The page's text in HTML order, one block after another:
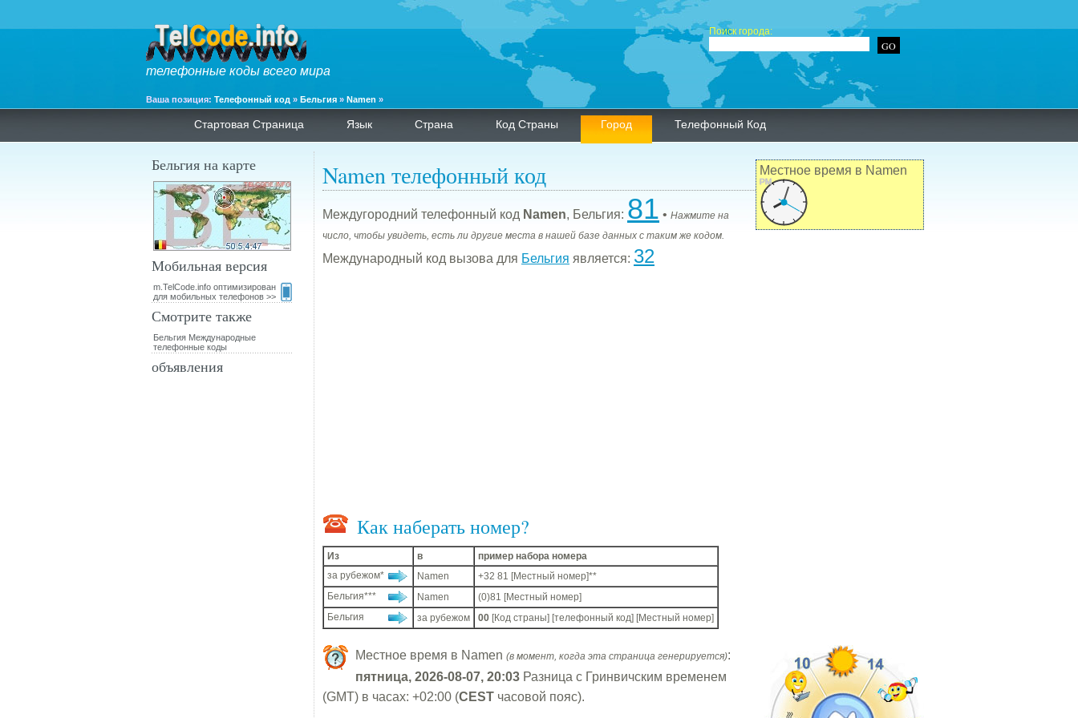
телефонные коды всего мира
Ваша позиция: Телефонный код » Бельгия » Namen »
Поиск города:
Стартовая Страница Язык Страна Код Страны Город Телефонный Код
Местное время в Namen
PM
Namen телефонный код
Междугородний телефонный код Namen, Бельгия: 81 • Нажмите на
число, чтобы увидеть, есть ли другие места в нашей базе данных с таким же кодом.
Международный код вызова для Бельгия является: 32
Как наберать номер?
Из в
пример набора номера
за рубежом*
Namen
+32 81 [Местный номер]**
Бельгия***
Namen
(0)81 [Местный номер]
Бельгия
за рубежом 00 [Код страны] [телефонный код] [Местный номер]
Местное время в Namen (в момент, когда эта страница генерируется):
пятница, 2026-08-07, 20:03 Разница с Гринвичским временем
(GMT) в часах: +02:00 (CEST часовой пояс).
Бельгия на карте
Мобильная версия
m.TelCode.info оптимизирован
для мобильных телефонов >>
Смотрите также
Бельгия Международные
телефонные коды
объявления